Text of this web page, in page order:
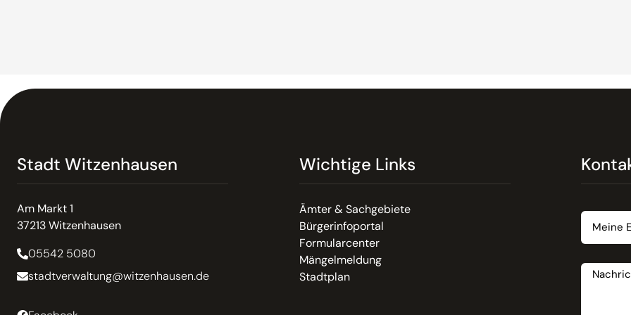
Stadt Witzenhausen
Am Markt 1
37213 Witzenhausen
05542 5080
stadtverwaltung@witzenhausen.de
Wichtige Links
Ämter & Sachgebiete
Bürgerinfoportal
Formularcenter
Mängelmeldung
Stadtplan